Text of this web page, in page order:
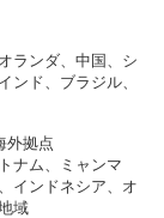
ランダ、中国、シ
ンド、ブラジル、
外拠点
ナム、ミャンマ
インドネシア、オ
域